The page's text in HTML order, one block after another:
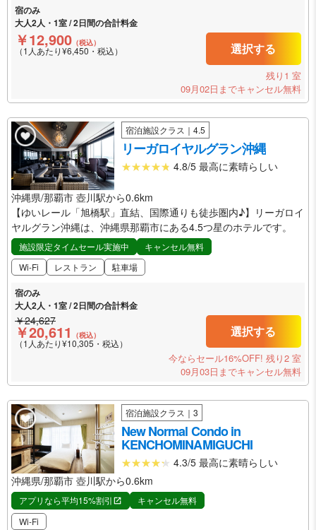
宿のみ
大人2人・1室 / 2日間の合計料金
￥12,900 （税込）
（1人あたり¥6,450・税込） 選択する
残り1 室
09月02日までキャンセル無料
宿泊施設クラス｜4.5
リーガロイヤルグラン沖縄
4.8/5 最高に素晴らしい
沖縄県/那覇市 壺川駅から0.6km
【ゆいレール「旭橋駅」直結、国際通りも徒歩圏内♪】リーガロイ
ヤルグラン沖縄は、沖縄県那覇市にある4.5つ星のホテルです。
施設限定タイムセール実施中
キャンセル無料
Wi-Fi
レストラン 駐車場
宿のみ
大人2人・1室 / 2日間の合計料金
￥24,627
￥20,611 （税込）
（1人あたり¥10,305・税込）
選択する
今ならセール16%OFF! 残り2 室
09月03日までキャンセル無料
宿泊施設クラス｜3
New Normal Condo in
KENCHOMINAMIGUCHI
4.3/5 最高に素晴らしい
沖縄県/那覇市 壺川駅から0.6km
アプリなら平均15%割引
キャンセル無料
Wi-Fi